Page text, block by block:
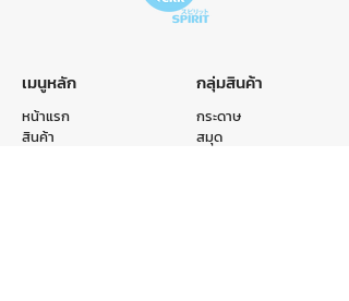
เมนูหลัก
หน้าแรก
สินค้า
กลุ่มสินค้า
กระดาษ
สมุด